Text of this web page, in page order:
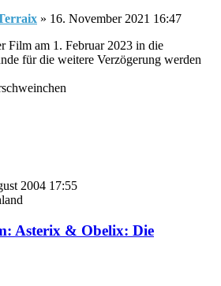
» 16. November 2021 16:47
Film am 1. Februar 2023 in die
für die weitere Verzögerung werden
2004 17:55
Asterix & Obelix: Die